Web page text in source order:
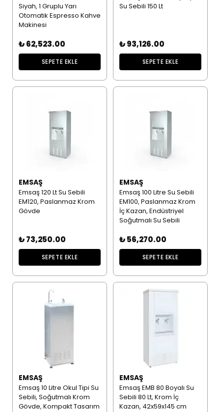
Siyah, 1 Gruplu Yarı
Otomatik Espresso Kahve
Makinesi
₺ 62,523.00
SEPETE EKLE
Su Sebili 150 Lt
₺ 93,126.00
SEPETE EKLE
EMSAŞ
Emsaş 120 Lt Su Sebili
EM120, Paslanmaz Krom
Gövde
₺ 73,250.00
SEPETE EKLE
EMSAŞ
Emsaş 100 Litre Su Sebili
EM100, Paslanmaz Krom
İç Kazan, Endüstriyel
Soğutmalı Su Sebili
₺ 56,270.00
SEPETE EKLE
EMSAŞ
Emsaş 10 Litre Okul Tipi Su
Sebili, Soğutmalı Krom
Gövde, Kompakt Tasarım
EMSAŞ
Emsaş EMB 80 Boyalı Su
Sebili 80 Lt, Krom İç
Kazan, 42x59x145 cm